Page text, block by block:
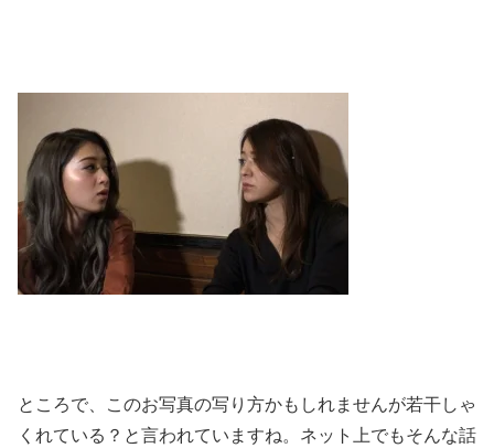
ところで、このお写真の写り方かもしれませんが若干しゃ
くれている？と言われていますね。ネット上でもそんな話